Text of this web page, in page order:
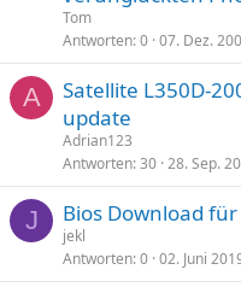
Tom
Antworten 0 07. Dez.
A
Satellite L350D-
update
Adrian123
Antworten 30 28. Sep.
J Bios Download
jekl
Antworten 0 02. Juni